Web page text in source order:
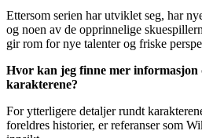
Ettersom serien har utviklet seg, har
og noen av de opprinnelige
gir rom for nye talenter og friske
Hvor kan jeg finne mer
karakterene?
For ytterligere detaljer rundt
foreldres historier, er referanser som